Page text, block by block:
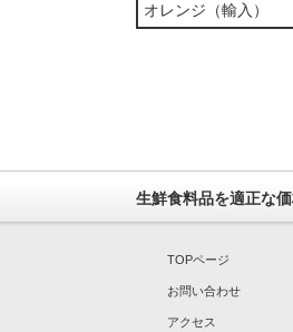
オレンジ（輸入）
生鮮食料品を適正な
TOPページ
お問い合わせ
アクセス